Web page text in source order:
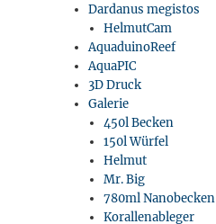
Dardanus megistos
HelmutCam
AquaduinoReef
AquaPIC
3D Druck
Galerie
450l Becken
150l Würfel
Helmut
Mr. Big
780ml Nanobecken
Korallenableger